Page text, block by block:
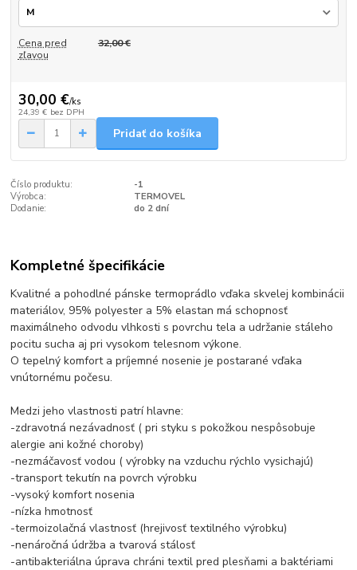
Cena pred
zľavou
32,00 €
30,00 €/ks
24,39 € bez DPH
Pridať do košíka
Číslo produktu:
-1
Výrobca:
TERMOVEL
Dodanie:
do 2 dní
Kompletné špecifikácie
Kvalitné a pohodlné pánske termoprádlo vďaka skvelej kombinácii
materiálov, 95% polyester a 5% elastan má schopnosť
maximálneho odvodu vlhkosti s povrchu tela a udržanie stáleho
pocitu sucha aj pri vysokom telesnom výkone.
O tepelný komfort a príjemné nosenie je postarané vďaka
vnútornému počesu.
Medzi jeho vlastnosti patrí hlavne:
-zdravotná nezávadnosť ( pri styku s pokožkou nespôsobuje
alergie ani kožné choroby)
-nezmáčavosť vodou ( výrobky na vzduchu rýchlo vysichajú)
-transport tekutín na povrch výrobku
-vysoký komfort nosenia
-nízka hmotnosť
-termoizolačná vlastnosť (hrejivosť textilného výrobku)
-nenáročná údržba a tvarová stálosť
-antibakteriálna úprava chráni textil pred plesňami a baktériami